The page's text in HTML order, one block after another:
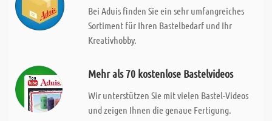
Bei Aduis finden Sie ein sehr umfangreiches
Sortiment für Ihren Bastelbedarf und Ihr
Kreativhobby.
Mehr als 70 kostenlose Bastelvideos
Wir unterstützen Sie mit vielen Bastel-Videos
und zeigen Ihnen die genaue Fertigung.